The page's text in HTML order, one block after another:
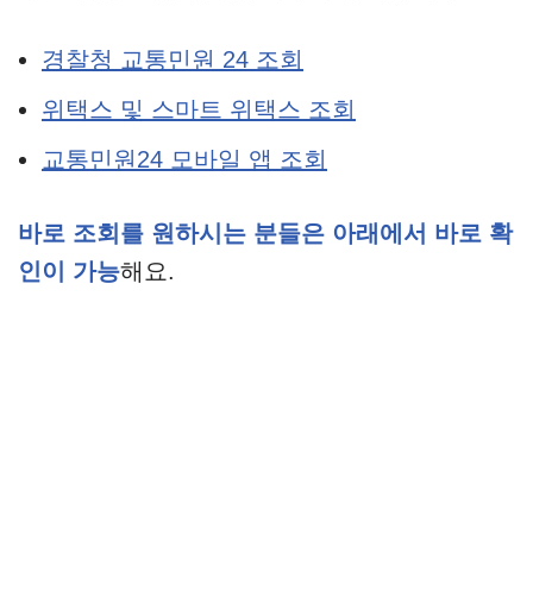
경찰청 교통민원 24 조회
위택스 및 스마트 위택스 조회
교통민원24 모바일 앱 조회
바로 조회를 원하시는 분들은 아래에서 바로 확
인이 가능해요.